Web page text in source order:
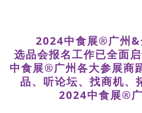
2024中食展®广州&
选品会报名工作已全面
中食展®广州各大参展商
品、听论坛、找商机、
2024中食展®广